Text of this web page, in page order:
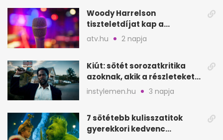
Woody Harrelson
tiszteletdíjat kap a
Szarajevói Filmfesztiválon
atv.hu 2 napja
Kiút: sötét sorozatkritika
azoknak, akik a részleteket
keresik
instylemen.hu 3 napja
7 sötétebb kulisszatitok
gyerekkori kedvenc